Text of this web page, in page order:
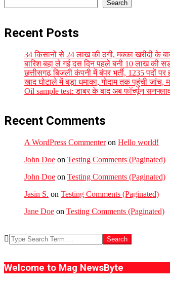
Search
Recent Posts
34 किसानों से 24 लाख की ठगी, मक्का खरीदी के
बारिश बहा ले गई दस दिन पहले बनी 10 लाख की
छत्तीसगढ़ बिजली कंपनी में बंपर भर्ती, 1235 पदों
खाद घोटाले में बड़ा धमाका, गोदाम तक पहुंची जांच,
Oil sample test: डाबर के बाद अब फॉर्च्यून
Recent Comments
A WordPress Commenteron Hello world!
John Doe on Testing Comments (Paginated)
John Doe on Testing Comments (Paginated)
Jasin S. on Testing Comments (Paginated)
Jane Doe on Testing Comments (Paginated)
Search
Welcome to Mag NewsByte